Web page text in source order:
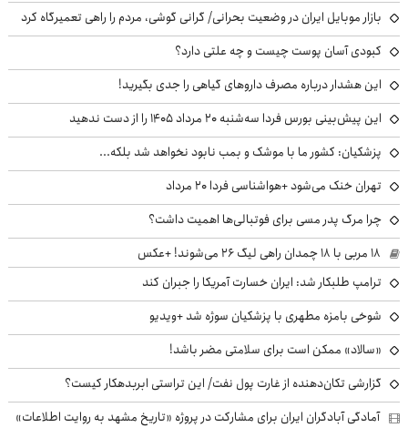
بازار موبایل ایران در وضعیت بحرانی/ گرانی گوشی، مردم را راهی تعمیرگاه کرد
کبودی آسان پوست چیست و چه علتی دارد؟
این هشدار درباره مصرف داروهای گیاهی را جدی بگیرید!
این پیش‌بینی بورس فردا سه‌شنبه ۲۰ مرداد ۱۴۰۵ را از دست ندهید
پزشکیان: کشور ما با موشک و بمب نابود نخواهد شد بلکه...
تهران خنک می‌شود +هواشناسی فردا ۲۰ مرداد
چرا مرگ پدر مسی برای فوتبالی‌ها اهمیت داشت؟
۱۸ مربی با ۱۸ چمدان راهی لیگ ۲۶ می‌شوند! +عکس
ترامپ طلبکار شد: ایران خسارت آمریکا را جبران کند
شوخی بامزه مطهری با پزشکیان سوژه شد +ویدیو
«سالاد» ممکن است برای سلامتی مضر باشد!
گزارشی تکان‌دهنده از غارت پول نفت/ این تراستی ابربدهکار کیست؟
آمادگی آبادگران ایران برای مشارکت در پروژه «تاریخ مشهد به روایت اطلاعات»